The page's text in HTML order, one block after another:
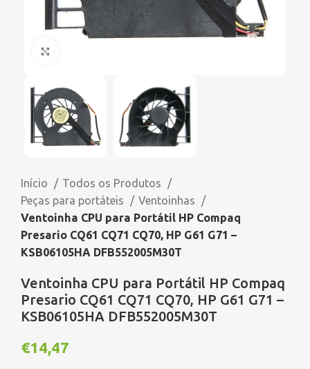
Início
Todos os Produtos
Peças para portáteis
Ventoinhas
Ventoinha CPU para Portátil HP Compaq
Presario CQ61 CQ71 CQ70, HP G61 G71 –
KSB06105HA DFB552005M30T
Ventoinha CPU para Portátil HP Compaq
Presario CQ61 CQ71 CQ70, HP G61 G71 –
KSB06105HA DFB552005M30T
€14,47